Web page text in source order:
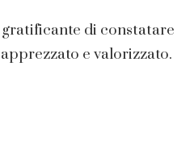
gratificante di constatare
e valorizzato.